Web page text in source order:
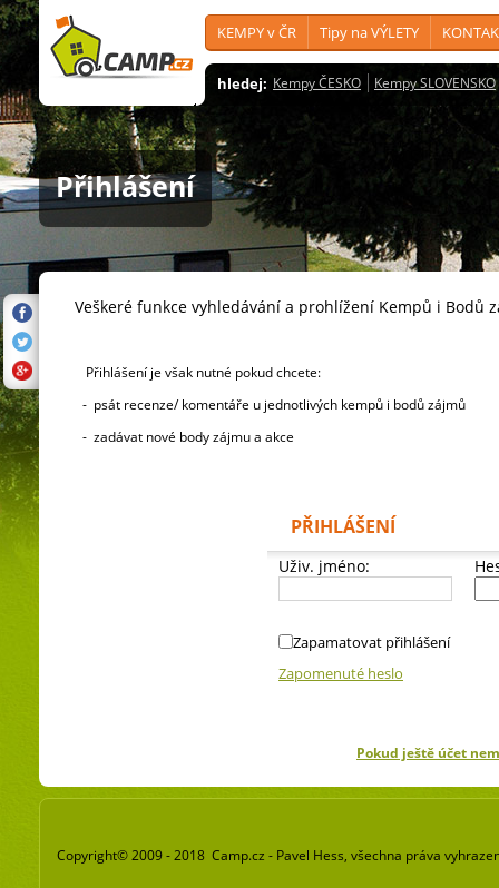
KEMPY v ČR Tipy na VÝLETY
hledej: Kempy ČESKO Kempy SLOVENSKO
Přihlášení
Veškeré funkce vyhledávání a prohlížení Kempů i
Přihlášení je však nutné pokud chcete:
- psát recenze/ komentáře u jednotlivých kempů i bodů zájmů
- zadávat nové body zájmu a akce
PŘIHLÁŠENÍ
Uživ. jméno:
Zapamatovat přihlášení
Zapomenuté heslo
Pokud ještě účet
Copyright© 2009 - 2018 Camp.cz - Pavel Hess, všechna práva